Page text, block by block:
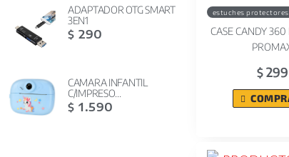
ADAPTADOR OTG SMART
3EN1
$ 290
CAMARA INFANTIL
C/IMPRESO...
$ 1.590
estuches protectores
CASE CANDY 360
$299